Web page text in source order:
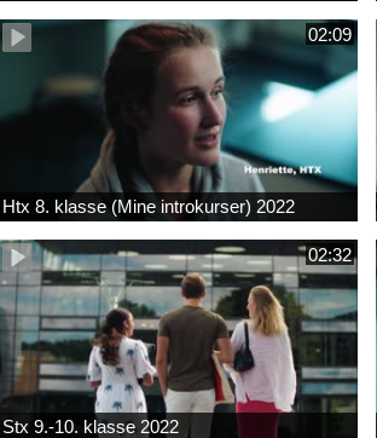
02:09
Htx 8. klasse (Mine introkurser) 2022
02:32
Stx 9.-10. klasse 2022